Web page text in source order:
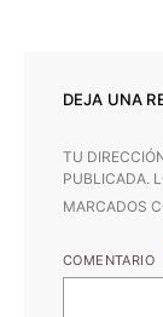
DEJA UNA
TU
PUBLICADA.
MARCADOS
COMENTARIO